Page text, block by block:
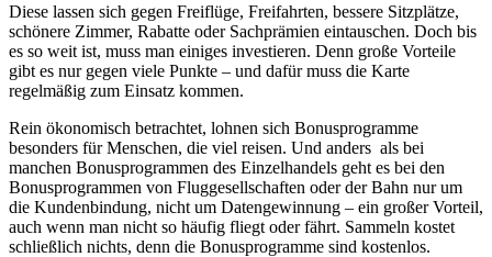
Diese lassen sich gegen Freiflüge, Freifahrten, bessere Sitzplätze,
schönere Zimmer, Rabatte oder Sachprämien eintauschen. Doch bis
es so weit ist, muss man einiges investieren. Denn große Vorteile
gibt es nur gegen viele Punkte – und dafür muss die Karte
regelmäßig zum Einsatz kommen.
Rein ökonomisch betrachtet, lohnen sich Bonusprogramme
besonders für Menschen, die viel reisen. Und anders als bei
manchen Bonusprogrammen des Einzelhandels geht es bei den
Bonusprogrammen von Fluggesellschaften oder der Bahn nur um
die Kundenbindung, nicht um Datengewinnung – ein großer Vorteil,
auch wenn man nicht so häufig fliegt oder fährt. Sammeln kostet
schließlich nichts, denn die Bonusprogramme sind kostenlos.